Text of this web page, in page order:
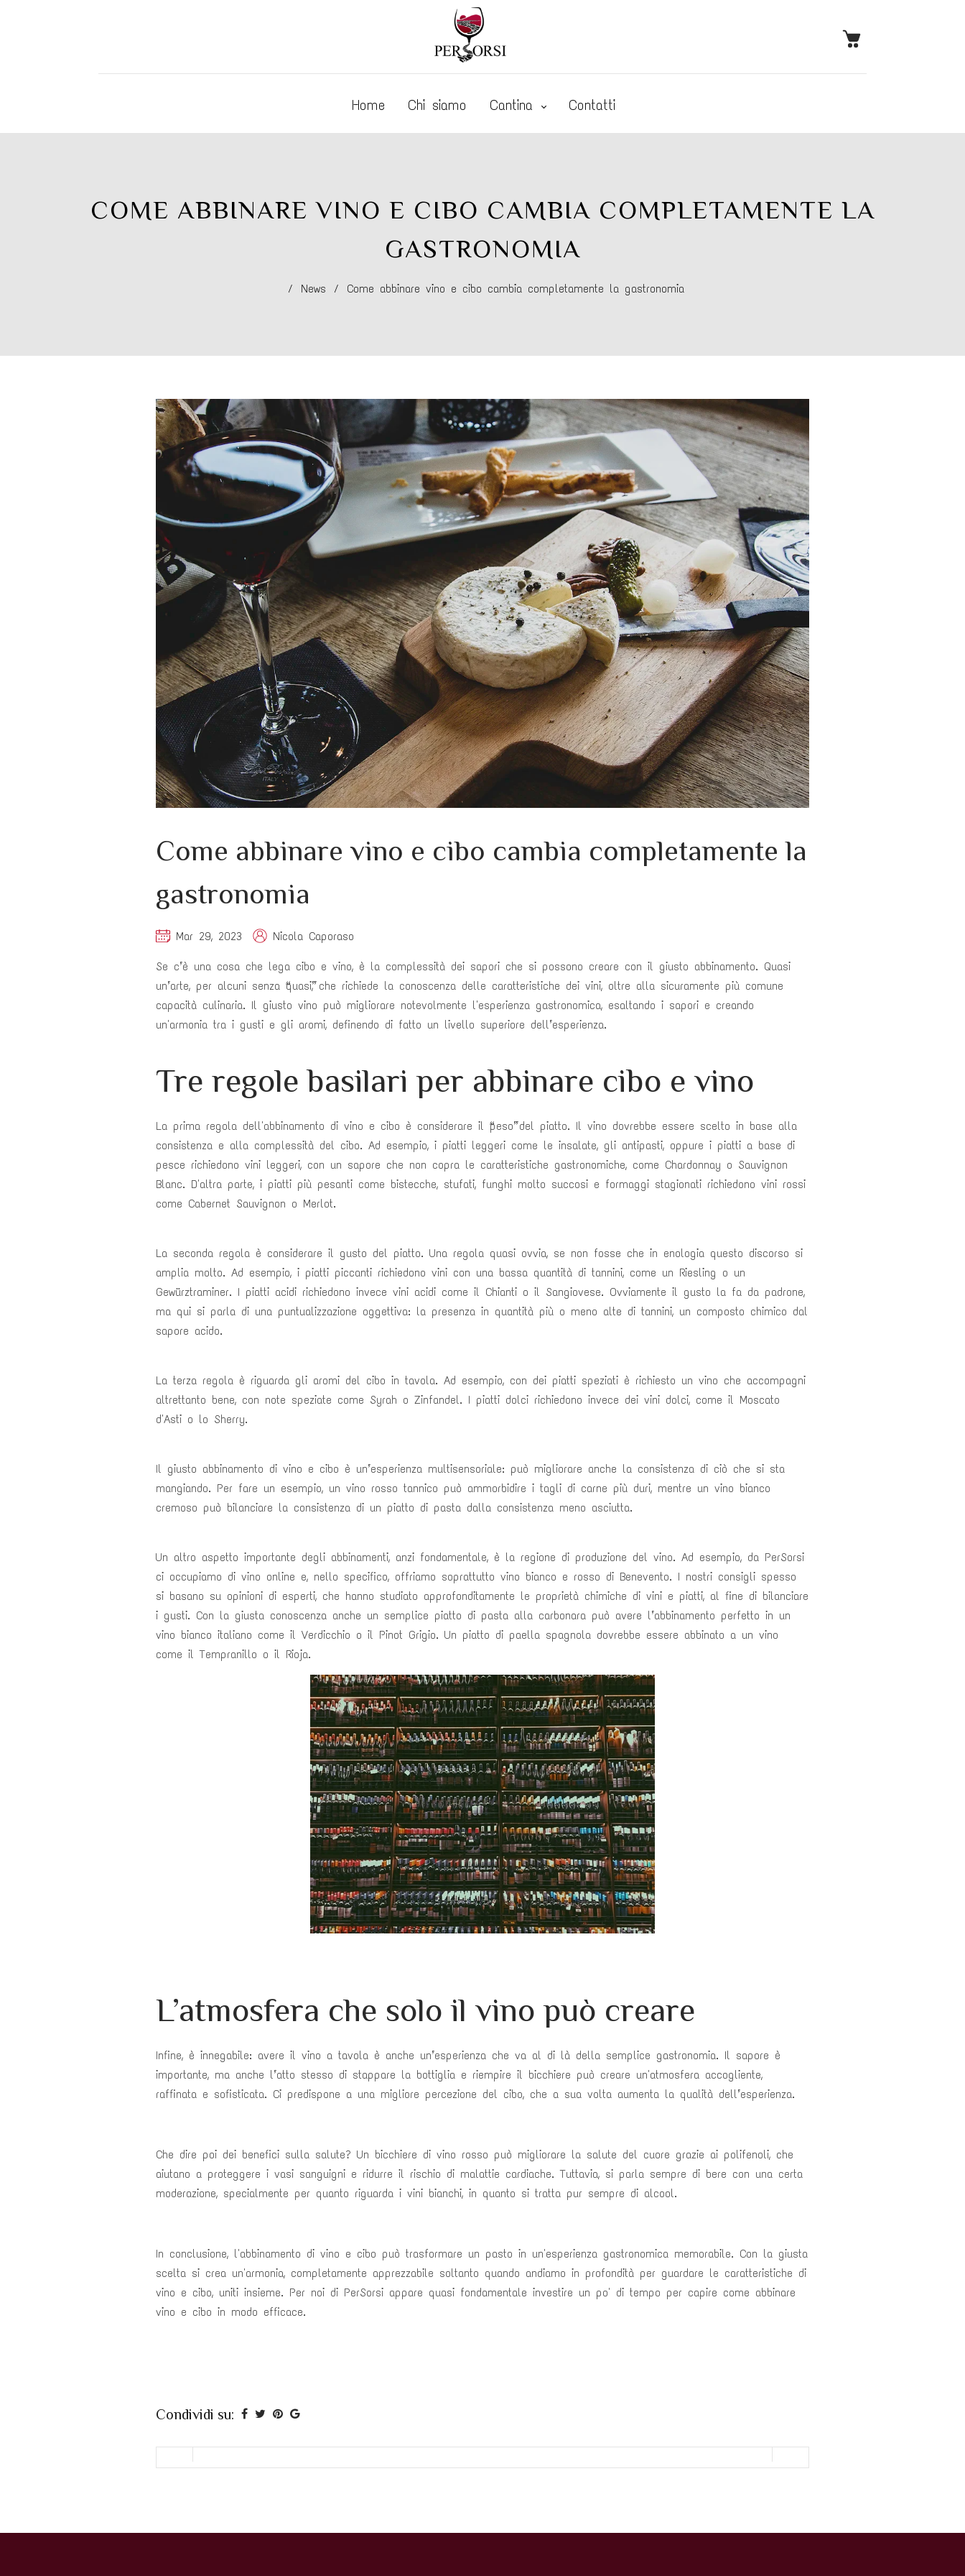
Home Chi siamo Cantina Contatti
COME ABBINARE VINO E CIBO CAMBIA COMPLETAMENTE LA
GASTRONOMIA
/ News / Come abbinare vino e cibo cambia completamente la gastronomia
Come abbinare vino e cibo cambia completamente la
gastronomia
Mar 29, 2023 Nicola Caporaso
Se c’è una cosa che lega cibo e vino, è la complessità dei sapori che si possono creare con il giusto abbinamento. Quasi
un’arte, per alcuni senza “quasi”, che richiede la conoscenza delle caratteristiche dei vini, oltre alla sicuramente più comune
capacità culinaria. Il giusto vino può migliorare notevolmente l'esperienza gastronomica, esaltando i sapori e creando
un'armonia tra i gusti e gli aromi, definendo di fatto un livello superiore dell’esperienza.
Tre regole basilari per abbinare cibo e vino
La prima regola dell'abbinamento di vino e cibo è considerare il “peso” del piatto. Il vino dovrebbe essere scelto in base alla
consistenza e alla complessità del cibo. Ad esempio, i piatti leggeri come le insalate, gli antipasti, oppure i piatti a base di
pesce richiedono vini leggeri, con un sapore che non copra le caratteristiche gastronomiche, come Chardonnay o Sauvignon
Blanc. D'altra parte, i piatti più pesanti come bistecche, stufati, funghi molto succosi e formaggi stagionati richiedono vini rossi
come Cabernet Sauvignon o Merlot.
La seconda regola è considerare il gusto del piatto. Una regola quasi ovvia, se non fosse che in enologia questo discorso si
amplia molto. Ad esempio, i piatti piccanti richiedono vini con una bassa quantità di tannini, come un Riesling o un
Gewürztraminer. I piatti acidi richiedono invece vini acidi come il Chianti o il Sangiovese. Ovviamente il gusto la fa da padrone,
ma qui si parla di una puntualizzazione oggettiva: la presenza in quantità più o meno alte di tannini, un composto chimico dal
sapore acido.
La terza regola è riguarda gli aromi del cibo in tavola. Ad esempio, con dei piatti speziati è richiesto un vino che accompagni
altrettanto bene, con note speziate come Syrah o Zinfandel. I piatti dolci richiedono invece dei vini dolci, come il Moscato
d'Asti o lo Sherry.
Il giusto abbinamento di vino e cibo è un’esperienza multisensoriale: può migliorare anche la consistenza di ciò che si sta
mangiando. Per fare un esempio, un vino rosso tannico può ammorbidire i tagli di carne più duri, mentre un vino bianco
cremoso può bilanciare la consistenza di un piatto di pasta dalla consistenza meno asciutta.
Un altro aspetto importante degli abbinamenti, anzi fondamentale, è la regione di produzione del vino. Ad esempio, da PerSorsi
ci occupiamo di vino online e, nello specifico, offriamo soprattutto vino bianco e rosso di Benevento. I nostri consigli spesso
si basano su opinioni di esperti, che hanno studiato approfonditamente le proprietà chimiche di vini e piatti, al fine di bilanciare
i gusti. Con la giusta conoscenza anche un semplice piatto di pasta alla carbonara può avere l’abbinamento perfetto in un
vino bianco italiano come il Verdicchio o il Pinot Grigio. Un piatto di paella spagnola dovrebbe essere abbinato a un vino
come il Tempranillo o il Rioja.
L’atmosfera che solo il vino può creare
Infine, è innegabile: avere il vino a tavola è anche un’esperienza che va al di là della semplice gastronomia. Il sapore è
importante, ma anche l’atto stesso di stappare la bottiglia e riempire il bicchiere può creare un'atmosfera accogliente,
raffinata e sofisticata. Ci predispone a una migliore percezione del cibo, che a sua volta aumenta la qualità dell’esperienza.
Che dire poi dei benefici sulla salute? Un bicchiere di vino rosso può migliorare la salute del cuore grazie ai polifenoli, che
aiutano a proteggere i vasi sanguigni e ridurre il rischio di malattie cardiache. Tuttavia, si parla sempre di bere con una certa
moderazione, specialmente per quanto riguarda i vini bianchi, in quanto si tratta pur sempre di alcool.
In conclusione, l'abbinamento di vino e cibo può trasformare un pasto in un'esperienza gastronomica memorabile. Con la giusta
scelta si crea un'armonia, completamente apprezzabile soltanto quando andiamo in profondità per guardare le caratteristiche di
vino e cibo, uniti insieme. Per noi di PerSorsi appare quasi fondamentale investire un po' di tempo per capire come abbinare
vino e cibo in modo efficace.
Condividi su: